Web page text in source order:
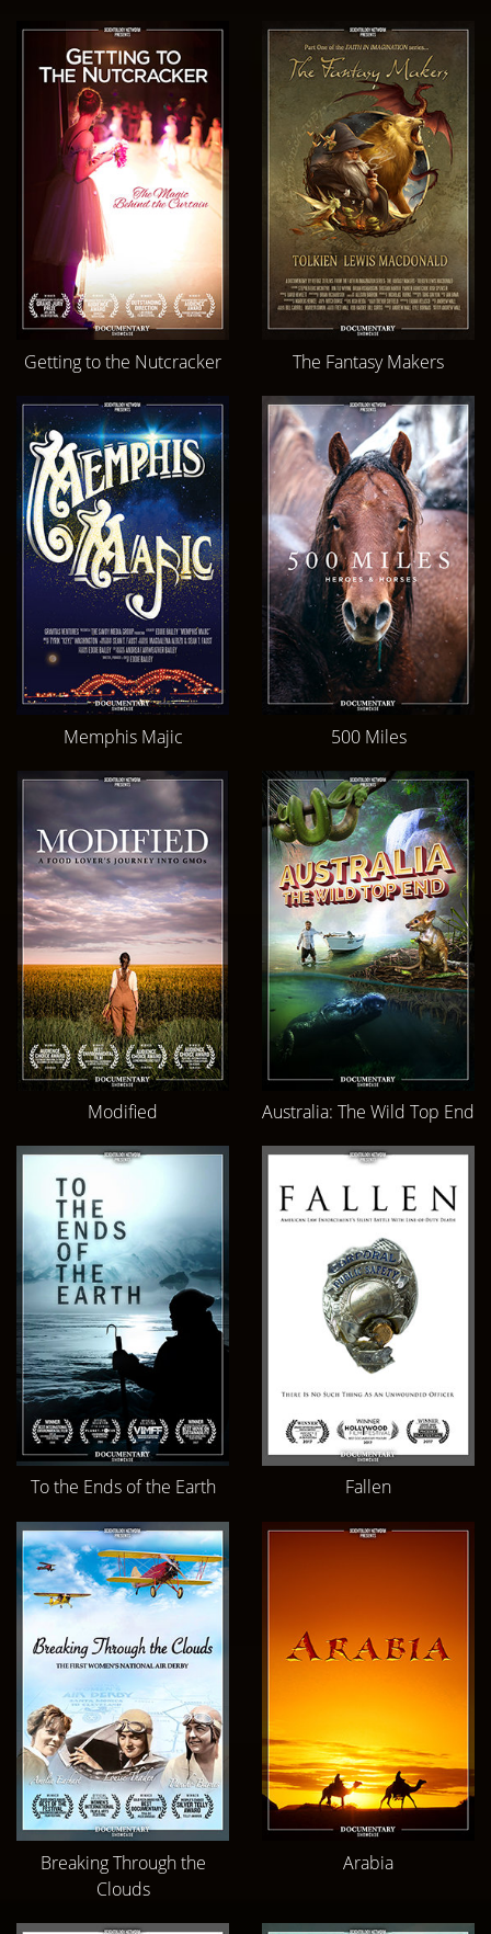
Getting to the Nutcracker The Fantasy Makers
Memphis Majic 500 Miles
Modified Australia: The Wild Top End
To the Ends of the Earth Fallen
Breaking Through the
Clouds
Arabia